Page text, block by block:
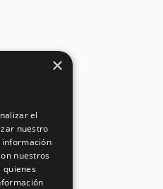
×
el
nuestro
nuestros
quienes